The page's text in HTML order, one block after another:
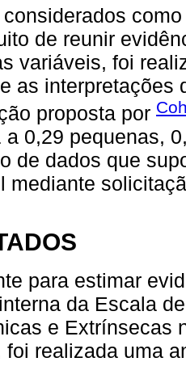
de reunir
variáveis, foi
as interpretações
proposta por
a 0,29 pequenas,
de dados que
mediante
para estimar
da Escala
e Extrínsecas
foi realizada uma